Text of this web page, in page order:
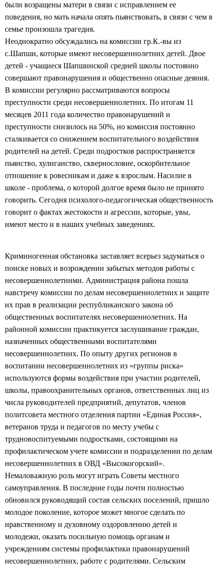
были возращены матери в связи с исправлением ее
поведения, но мать начала опять пьянствовать, в связи с чем в
семье произошла трагедия.
Неоднократно обсуждались на комиссии гр.К.-вы из
с.Шапши, которые имеют несовершеннолетних детей. Двое
детей - учащиеся Шапшинской средней школы постоянно
совершают правонарушения и общественно опасные деяния.
В комиссии регулярно рассматриваются вопросы
преступности среди несовершеннолетних. По итогам 11
месяцев 2011 года количество правонарушений и
преступности снизилось на 50%, но комиссия постоянно
сталкивается со снижением воспитательного воздействия
родителей на детей. Среди подростков распространяется
пьянство, хулиганство, сквернословие, оскорбительное
отношение к ровесникам и даже к взрослым. Насилие в
школе - проблема, о которой долгое время было не принято
говорить. Сегодня психолого-педагогическая общественность
говорит о фактах жестокости и агрессии, которые, увы,
имеют место и в наших учебных заведениях.
Криминогенная обстановка заставляет всерьез задуматься о
поиске новых и возрождении забытых методов работы с
несовершеннолетними. Администрация района пошла
навстречу комиссии по делам несовершеннолетних и защите
их прав в реализации республиканского закона об
общественных воспитателях несовершеннолетних. На
районной комиссии практикуется заслушивание граждан,
назначенных общественными воспитателями
несовершеннолетних. По опыту других регионов в
воспитании несовершеннолетних из «группы риска»
используются формы воздействия при участии родителей,
школы, правоохранительных органов, ответственных лиц из
числа руководителей предприятий, депутатов, членов
политсовета местного отделения партии «Единая Россия»,
ветеранов труда и педагогов по месту учебы с
трудновоспитуемыми подростками, состоящими на
профилактическом учете комиссии и подразделении по делам
несовершеннолетних в ОВД «Высокогорский».
Немаловажную роль могут играть Советы местного
самоуправления. В последние годы почти полностью
обновился руководящий состав сельских поселений, пришло
молодое поколение, которое может многое сделать по
нравственному и духовному оздоровлению детей и
молодежи, оказать посильную помощь органам и
учреждениям системы профилактики правонарушений
несовершеннолетних, работе с родителями. Сельским